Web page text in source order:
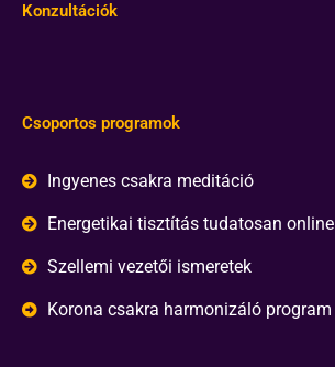
Konzultációk
Csoportos programok
Ingyenes csakra meditáció
Energetikai tisztítás tudatosan online
Szellemi vezetői ismeretek
Korona csakra harmonizáló program